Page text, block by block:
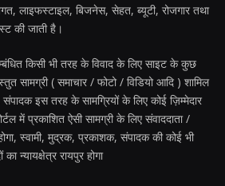
लाइफस्टाइल, बिजनेस, सेहत, ब्यूटी, रोजगार तथा
की जाती है।
किसी भी तरह के विवाद के लिए साइट के कुछ
सामग्री ( समाचार / फोटो / विडियो आदि ) शामिल
इस तरह के सामग्रियों के लिए कोई ज़िम्मेदार
में प्रकाशित ऐसी सामग्री के लिए संवाददाता /
स्वामी, मुद्रक, प्रकाशक, संपादक की कोई भी
का न्यायक्षेत्र रायपुर होगा